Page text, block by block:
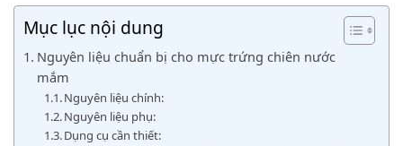
Mục lục nội dung
Nguyên liệu chuẩn bị cho mực trứng chiên nước
mắm
Nguyên liệu chính:
Nguyên liệu phụ:
Dụng cụ cần thiết: